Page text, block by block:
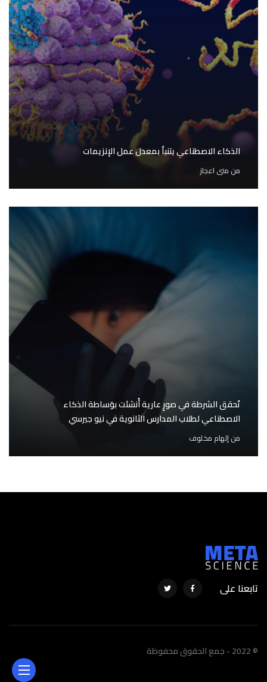
الذكاء الاصطناعي يتنبأ بمعدل عمل الإنزيمات
من منى اعجاز
تُحقق الشرطة في صورٍ عارية أُنشئت بوَساطة الذكاء
الاصطناعي لطلاب المدارس الثانوية في نيو جيرسي
منإلهام مخلوف
تابعنا على
© 2022 - جمع الحقوق محفوظة